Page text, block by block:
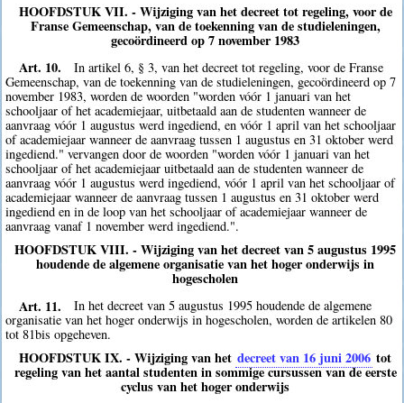
HOOFDSTUK VII. - Wijziging van het decreet tot regeling, voor de
Franse Gemeenschap, van de toekenning van de studieleningen,
gecoördineerd op 7 november 1983
Art. 10.
In artikel 6, § 3, van het decreet tot regeling, voor de Franse
Gemeenschap, van de toekenning van de studieleningen, gecoördineerd op 7
november 1983, worden de woorden "worden vóór 1 januari van het
schooljaar of het academiejaar, uitbetaald aan de studenten wanneer de
aanvraag vóór 1 augustus werd ingediend, en vóór 1 april van het schooljaar
of academiejaar wanneer de aanvraag tussen 1 augustus en 31 oktober werd
ingediend." vervangen door de woorden "worden vóór 1 januari van het
schooljaar of het academiejaar uitbetaald aan de studenten wanneer de
aanvraag vóór 1 augustus werd ingediend, vóór 1 april van het schooljaar of
academiejaar wanneer de aanvraag tussen 1 augustus en 31 oktober werd
ingediend en in de loop van het schooljaar of academiejaar wanneer de
aanvraag vanaf 1 november werd ingediend.".
HOOFDSTUK VIII. - Wijziging van het decreet van 5 augustus 1995
houdende de algemene organisatie van het hoger onderwijs in
hogescholen
Art. 11.
In het decreet van 5 augustus 1995 houdende de algemene
organisatie van het hoger onderwijs in hogescholen, worden de artikelen 80
tot 81bis opgeheven.
HOOFDSTUK IX. - Wijziging van het decreet van 16 juni 2006 tot
regeling van het aantal studenten in sommige cursussen van de eerste
cyclus van het hoger onderwijs